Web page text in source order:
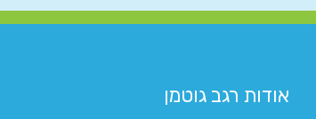
אודות רגב גוטמן